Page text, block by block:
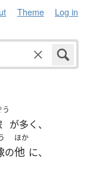
Theme Log in
が多く、
の
ほか
他 に、